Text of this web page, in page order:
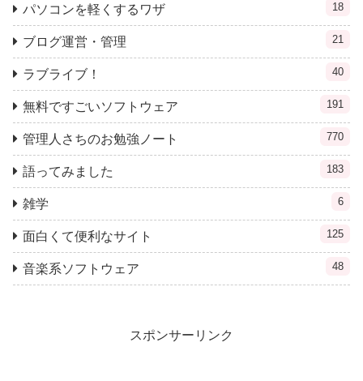
パソコンを軽くするワザ 18
ブログ運営・管理 21
ラブライブ！ 40
無料ですごいソフトウェア 191
管理人さちのお勉強ノート 770
語ってみました 183
雑学 6
面白くて便利なサイト 125
音楽系ソフトウェア 48
スポンサーリンク